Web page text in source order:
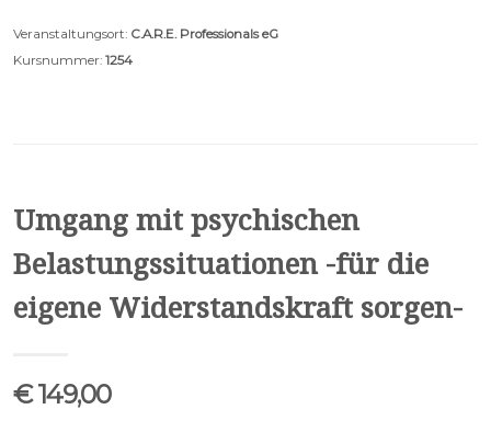
Veranstaltungsort: C.A.R.E. Professionals eG
Kursnummer: 1254
Umgang mit psychischen
Belastungssituationen -für die
eigene Widerstandskraft sorgen-
€ 149,00